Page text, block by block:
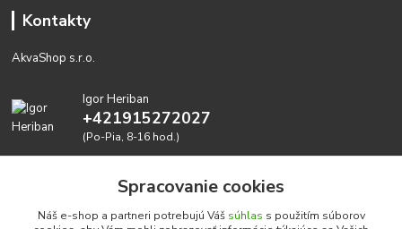
Kontakty
AkvaShop s.r.o.
Igor Heriban
+421915272027
(Po-Pia, 8-16 hod.)
Spracovanie cookies
Náš e-shop a partneri potrebujú Váš súhlas s použitím súborov